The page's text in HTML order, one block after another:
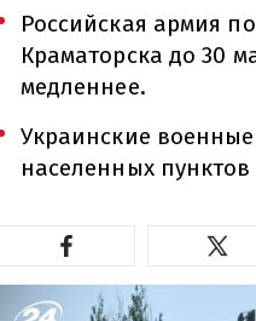
Российская армия
Краматорска до 30
медленнее.
Украинские
населенных